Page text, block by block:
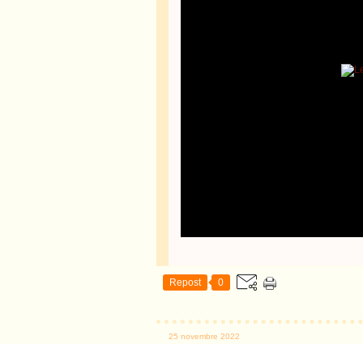
Repost 0
25 novembre 2022